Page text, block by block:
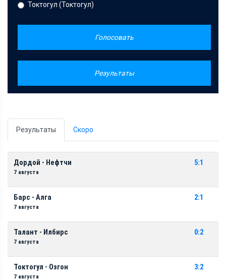
Токтогул (Токтогул)
Голосовать
Результаты
Результаты Скоро
Дордой - Нефтчи
7 августа
5:1
Барс - Алга
7 августа
2:1
Талант - Илбирс
7 августа
0:2
Токтогул - Озгон
7 августа
3:2